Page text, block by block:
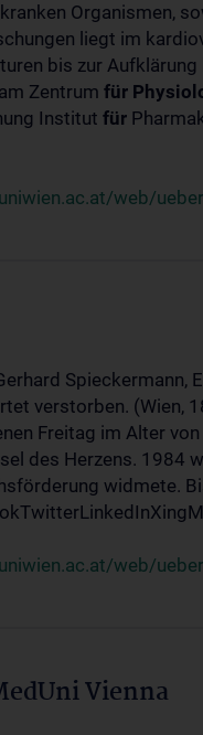
Organismen,
liegt im
bis zur
Zentrum für
Institut für
web/
Spieckermann,
verstorben. (Wien,
Freitag im Alter
des Herzens. 1984
widmete.
web/
Vienna